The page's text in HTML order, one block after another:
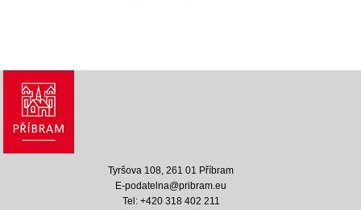
Tyršova 108, 261 01 Příbram
E-podatelna@pribram.eu
Tel: +420 318 402 211